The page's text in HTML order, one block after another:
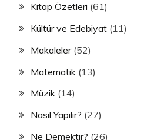
Kitap Özetleri (61)
Kültür ve Edebiyat (11)
Makaleler(52)
Matematik (13)
Müzik (14)
Nasıl Yapılır? (27)
Ne Demektir? (26)